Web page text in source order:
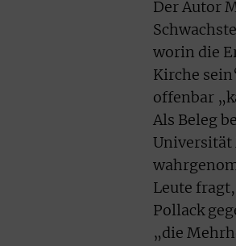
Der Autor
worin die
Kirche
offenbar
Als Beleg
Universität
Leute
Pollack
„die